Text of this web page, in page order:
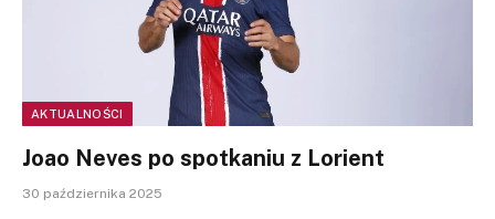
AKTUALNOŚCI
Joao Neves po spotkaniu z Lorient
30 października 2025